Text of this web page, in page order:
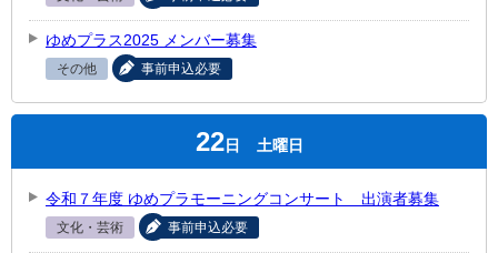
ゆめプラス2025 メンバー募集
その他 事前申込必要
22日 土曜日
令和７年度 ゆめプラモーニングコンサート 出演者募集
文化・芸術 事前申込必要